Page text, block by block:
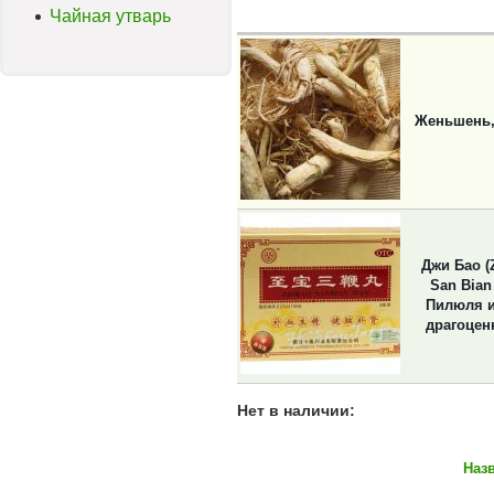
Чайная утварь
Джи Бао
San Bian
Пилюля
Нет в наличии: